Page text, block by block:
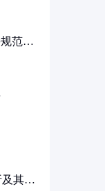
范详
其在